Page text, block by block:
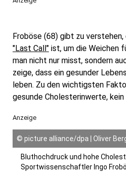
Froböse (68) gibt zu verstehen,
"Last Call" ist, um die Weichen
man nicht nur misst, sondern
zeige, dass ein gesunder
leben. Zu den wichtigsten
gesunde Cholesterinwerte,
Anzeige
© picture alliance/dpa | Oliver
Bluthochdruck und hohe
Sportwissenschaftler Ingo